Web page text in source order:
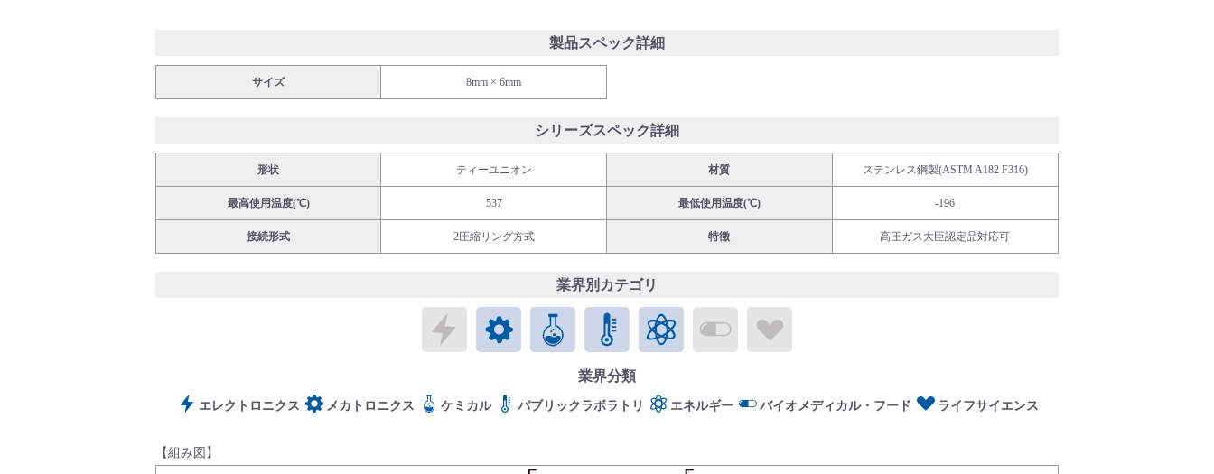
ダウンロード
製品カタログダウンロード
よくあるご質問(FAQ)・用語集
製品スペック詳細
サイズ 8mm × 6mm
シリーズスペック詳細
形状 ティーユニオン 材質 ステンレス鋼製(ASTM A182 F316)
最高使用温度(℃) 537 最低使用温度(℃) -196
接続形式 2圧縮リング方式 特徴 高圧ガス大臣認定品対応可
業界別カテゴリ
エレクトロニクス
メカトロニクス
ケミカル パブリックラボラトリバイオメディカル・フード
業界分類
エレクトロニクス メカトロニクス ケミカル パブリックラボラトリ エネルギー バイオメディカル・フード ライフサイエンス
【組み図】